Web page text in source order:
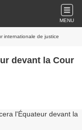
MENU
internationale de justice
devant la Cour